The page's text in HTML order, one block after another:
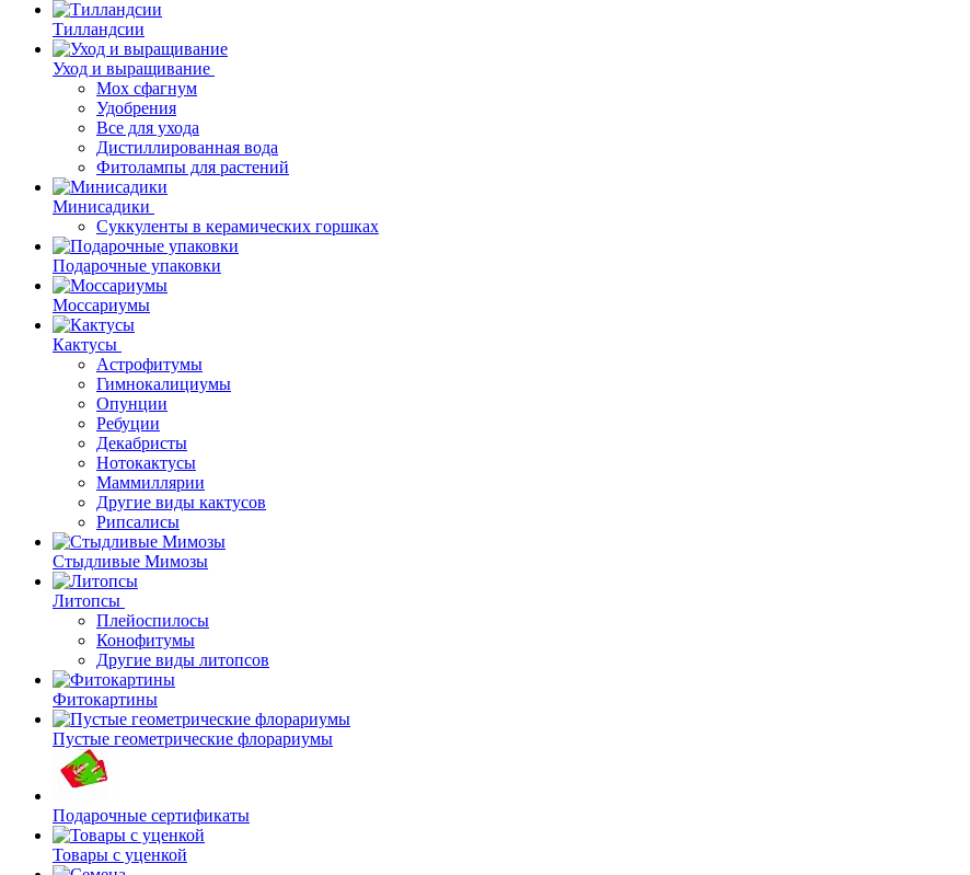
Тилландсии
Уход и выращивание
Мох сфагнум
Удобрения
Все для ухода
Дистиллированная вода
Фитолампы для растений
Минисадики
Суккуленты в керамических горшках
Подарочные упаковки
Моссариумы
Кактусы
Астрофитумы
Гимнокалициумы
Опунции
Ребуции
Декабристы
Нотокактусы
Маммиллярии
Другие виды кактусов
Рипсалисы
Стыдливые Мимозы
Литопсы
Плейоспилосы
Конофитумы
Другие виды литопсов
Фитокартины
Пустые геометрические флорариумы
Подарочные сертификаты
Товары с уценкой